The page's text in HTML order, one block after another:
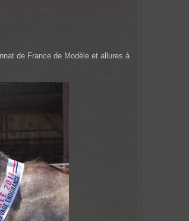
de France de Modèle et allures à